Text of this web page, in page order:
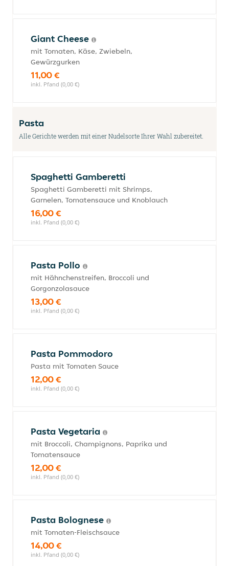
Giant Cheese
mit Tomaten, Käse, Zwiebeln,
Gewürzgurken
11,00 €
inkl. Pfand (0,00 €)
Pasta
Alle Gerichte werden mit einer Nudelsorte Ihrer Wahl zubereitet.
Spaghetti Gamberetti
Spaghetti Gamberetti mit Shrimps,
Garnelen, Tomatensauce und Knoblauch
16,00 €
inkl. Pfand (0,00 €)
Pasta Pollo
mit Hähnchenstreifen, Broccoli und
Gorgonzolasauce
13,00 €
inkl. Pfand (0,00 €)
Pasta Pommodoro
Pasta mit Tomaten Sauce
12,00 €
inkl. Pfand (0,00 €)
Pasta Vegetaria
mit Broccoli, Champignons, Paprika und
Tomatensauce
12,00 €
inkl. Pfand (0,00 €)
Pasta Bolognese
mit Tomaten-Fleischsauce
14,00 €
inkl. Pfand (0,00 €)